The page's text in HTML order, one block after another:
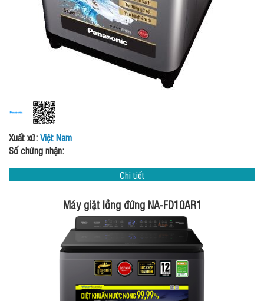
Xuất xứ:Việt Nam
Số chứng nhận:
Chi tiết
Máy giặt lồng đứng NA-FD10AR1